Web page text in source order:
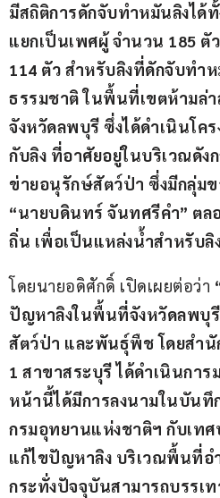
มีสถิติการดักจับทำหมันลิงได้
แยกเป็นเพศผู้ จำนวน 185 ตั
114 ตัว สำหรับลิงที่ดักจับทำ
ธรรมชาติ ในพื้นที่เขตห้ามล่
จังหวัดลพบุรี ซึ่งได้ดำเนินโค
กับลิง ที่อาศัยอยู่ในบริเวณดัง
ข่ายอนุรักษ์สัตว์ป่า ซึ่งมีกลุ่มข
“นายบดินทร์ จันทศรีคำ” ต
ถิ่น เพื่อเป็นแหล่งน้ำสำหรับลิ
โดยนายอดิศักดิ์ เปิดเผยต่อว่า
ปัญหาลิงในพื้นที่จังหวัดลพบุ
สัตว์ป่า และพันธุ์พืช โดยสำ
1 สาขาสระบุรี ได้ดำเนินการ
หน้านี้ได้มีการลงนามในบันทึ
กรมอุทยานแห่งชาติฯ กับเทศ
แก้ไขปัญหาลิง บริเวณพื้นที่อ
กระทั่งปัจจุบันสามารถบรรเ